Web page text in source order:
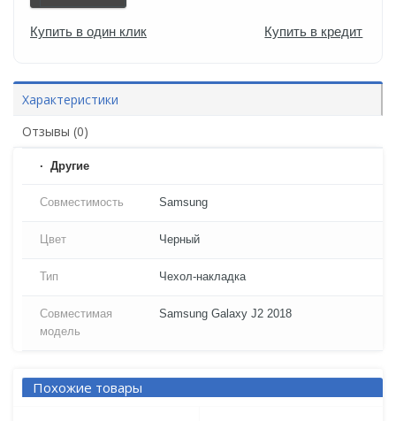
Купить в один клик Купить в кредит
Характеристики
Отзывы (0)
Другие
Совместимость Samsung
Цвет Черный
Тип Чехол-накладка
Совместимая
модель
Samsung Galaxy J2 2018
Похожие товары